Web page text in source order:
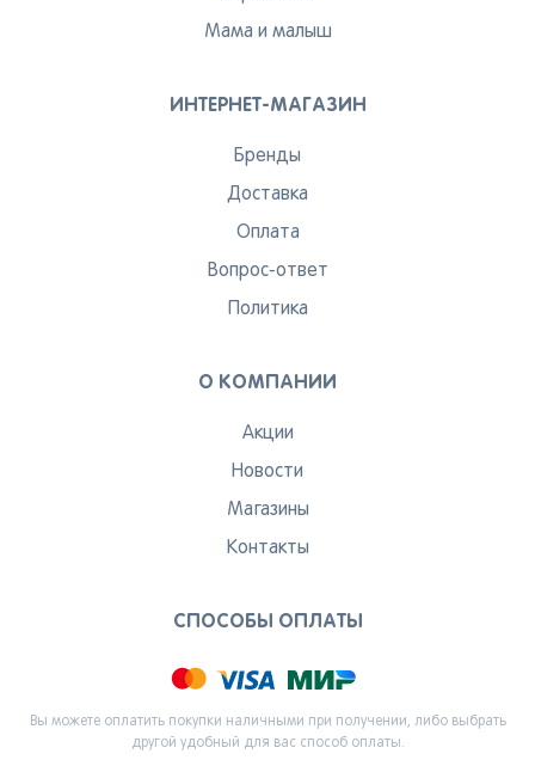
Мама и малыш
ИНТЕРНЕТ-МАГАЗИН
Бренды
Доставка
Оплата
Вопрос-ответ
Политика
О КОМПАНИИ
Акции
Новости
Магазины
Контакты
СПОСОБЫ ОПЛАТЫ
Вы можете оплатить покупки наличными при получении, либо выбрать
другой удобный для вас способ оплаты.